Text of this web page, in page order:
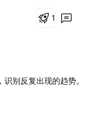
业务，为指数提供
会削弱其长期发展
40 的亮眼表现既
1
别反复出现的趋势。